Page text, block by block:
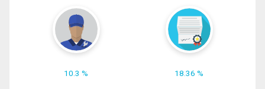
10.3 % 18.36 %